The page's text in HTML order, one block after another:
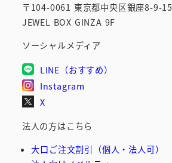
〒104-0061 東京都中央区銀座8-9-15
JEWEL BOX GINZA 9F
ソーシャルメディア
LINE（おすすめ）
Instagram
X
法人の方はこちら
大口ご注文割引（個人・法人可）